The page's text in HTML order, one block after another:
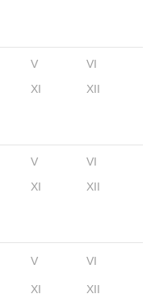
V
VI
XI XII
V
VI
XI XII
V VI
XI XII